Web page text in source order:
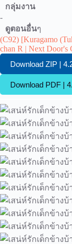
กลุ่มงาน
-
ดูตอนอื่นๆ
(C92) [Kuragamo
chan R | Next Door's
Download ZIP |
Download PDF |